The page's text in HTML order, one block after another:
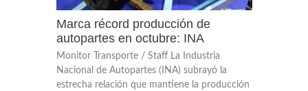
Marca récord producción de
autopartes en octubre: INA
Monitor Transporte / Staff La Industria
Nacional de Autopartes (INA) subrayó la
estrecha relación que mantiene la producción